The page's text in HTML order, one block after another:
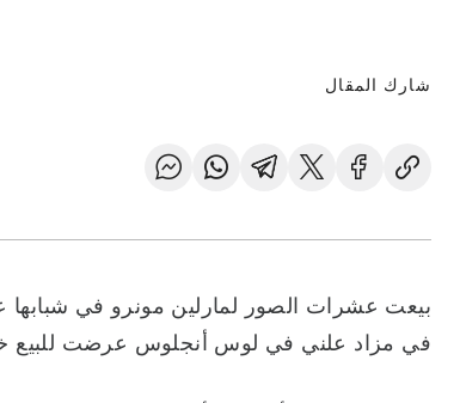
شارك المقال
في مزاد علني في لوس أنجلوس عرضت للبيع